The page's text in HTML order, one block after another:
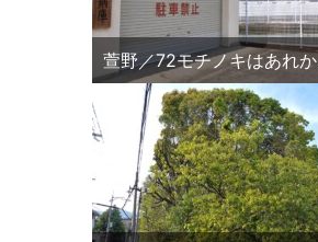
萱野／72モチノキはあれ